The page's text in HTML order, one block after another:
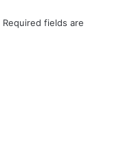
Required fields are